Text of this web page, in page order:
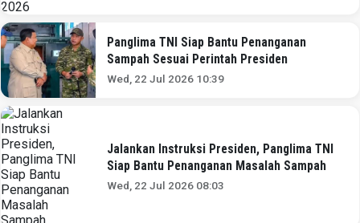
Panglima TNI Siap Bantu Penanganan
Sampah Sesuai Perintah Presiden
Wed, 22 Jul 2026 10:39
Jalankan Instruksi Presiden, Panglima TNI
Siap Bantu Penanganan Masalah Sampah
Wed, 22 Jul 2026 08:03